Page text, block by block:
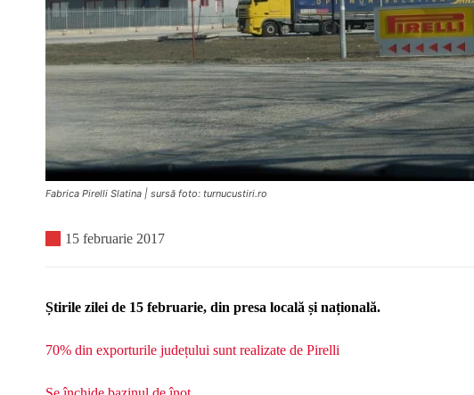
Fabrica Pirelli Slatina | sursă foto: turnucustiri.ro
15 februarie 2017
Știrile zilei de 15 februarie, din presa locală și națională.
70% din exporturile județului sunt realizate de Pirelli